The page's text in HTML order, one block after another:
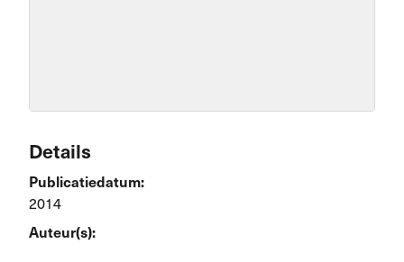
Details
Publicatiedatum:
2014
Auteur(s):